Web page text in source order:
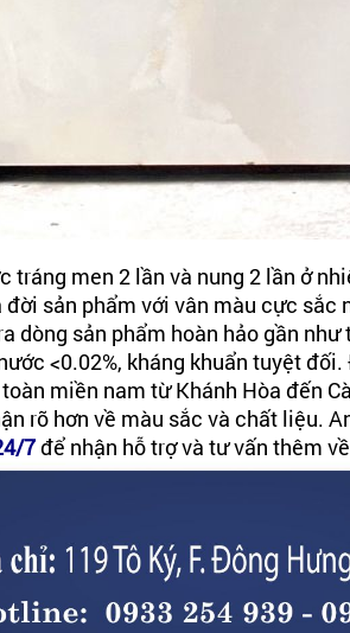
tráng men 2 lần và nung 2 lần ở
sản phẩm với vân màu cực
dòng sản phẩm hoàn hảo gần như
<0.02%, kháng khuẩn tuyệt đối.
miền nam từ Khánh Hòa đến
rõ hơn về màu sắc và chất liệu.
7để nhận hỗ trợ và tư vấn thêm